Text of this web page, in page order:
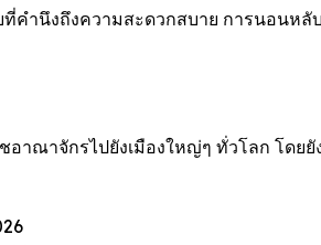
ำนึงถึงความสะดวกสบาย การนอนหลั
าณาจักรไปยังเมืองใหญ่ๆ ทั่วโลก โดยยั